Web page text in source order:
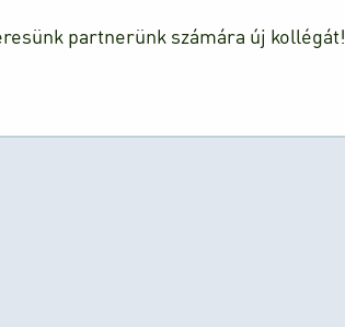
partnerünk számára új kollégát!